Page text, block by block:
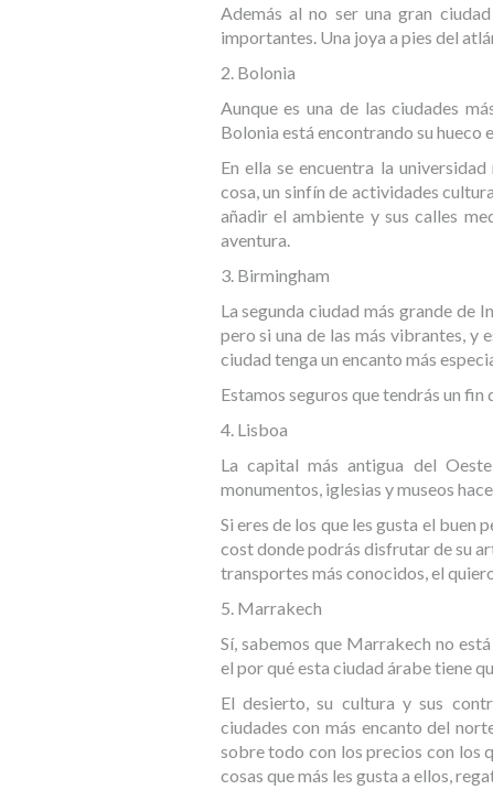
Además al no ser una gran
importantes. Una joya a pies del
2. Bolonia
Aunque es una de las ciudades
Bolonia está encontrando su hueco
En ella se encuentra la
cosa, un sinfín de actividades
añadir el ambiente y sus calles
aventura.
3. Birmingham
La segunda ciudad más grande de
pero si una de las más vibrantes, y
ciudad tenga un encanto más
Estamos seguros que tendrás un fin
4. Lisboa
La capital más antigua del
monumentos, iglesias y museos
Si eres de los que les gusta el buen
cost donde podrás disfrutar de su
transportes más conocidos, el
5. Marrakech
Sí, sabemos que Marrakech no
el por qué esta ciudad árabe tiene
El desierto, su cultura y sus
ciudades con más encanto del
sobre todo con los precios con los
cosas que más les gusta a ellos,